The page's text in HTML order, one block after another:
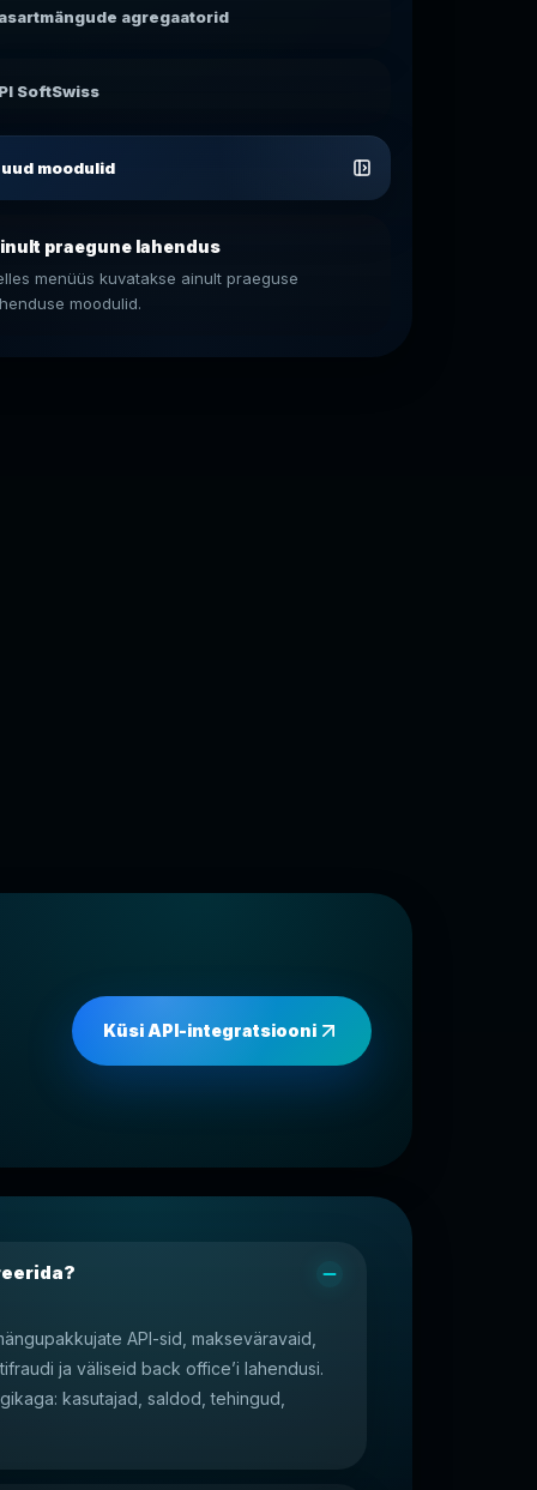
agregaatorid
SoftSwiss
moodulid
praegune lahendus
menüüs kuvatakse ainult praeguse
moodulid.
Küsi API-integratsiooni
API-sid, makseväravaid,
ja väliseid back office’i lahendusi.
kasutajad, saldod, tehingud,